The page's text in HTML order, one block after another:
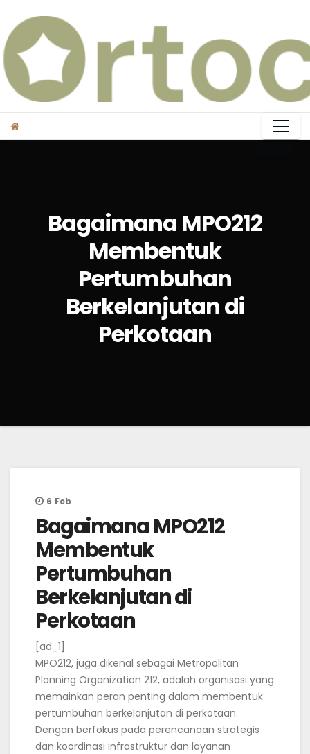
content
Bagaimana MPO212
Membentuk
Pertumbuhan
Berkelanjutan di
Perkotaan
6 Feb
Bagaimana MPO212
Membentuk
Pertumbuhan
Berkelanjutan di
Perkotaan
[ad_1]
MPO212, juga dikenal sebagai Metropolitan
Planning Organization 212, adalah organisasi yang
memainkan peran penting dalam membentuk
pertumbuhan berkelanjutan di perkotaan.
Dengan berfokus pada perencanaan strategis
dan koordinasi infrastruktur dan layanan